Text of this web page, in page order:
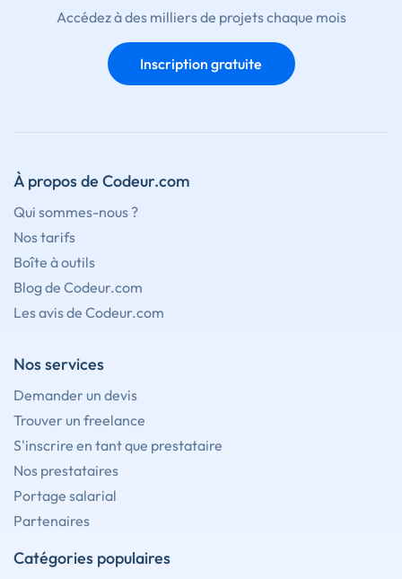
Accédez à des milliers de projets chaque mois
Inscription gratuite
À propos de Codeur.com
Qui sommes-nous ?
Nos tarifs
Boîte à outils
Blog de Codeur.com
Les avis de Codeur.com
Nos services
Demander un devis
Trouver un freelance
S'inscrire en tant que prestataire
Nos prestataires
Portage salarial
Partenaires
Catégories populaires